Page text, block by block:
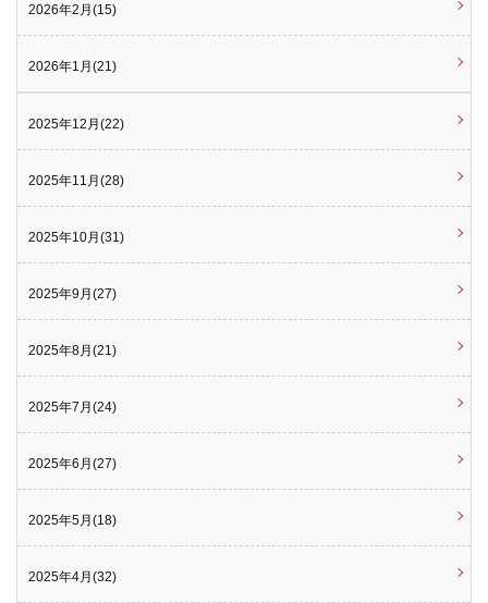
2026年2月(15)
2026年1月(21)
2025年12月(22)
2025年11月(28)
2025年10月(31)
2025年9月(27)
2025年8月(21)
2025年7月(24)
2025年6月(27)
2025年5月(18)
2025年4月(32)